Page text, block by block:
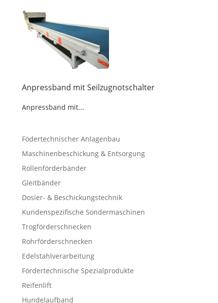
Anpressband mit Seilzugnotschalter
Anpressband mit...
Födertechnischer Anlagenbau
Maschinenbeschickung & Entsorgung
Rollenförderbänder
Gleitbänder
Dosier- & Beschickungstechnik
Kundenspezifische Sondermaschinen
Trogförderschnecken
Rohrförderschnecken
Edelstahlverarbeitung
Fördertechnische Spezialprodukte
Reifenlift
Hundelaufband